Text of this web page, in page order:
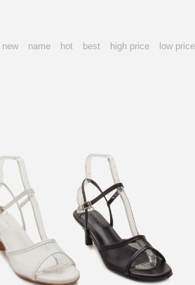
new name hot best high price low price